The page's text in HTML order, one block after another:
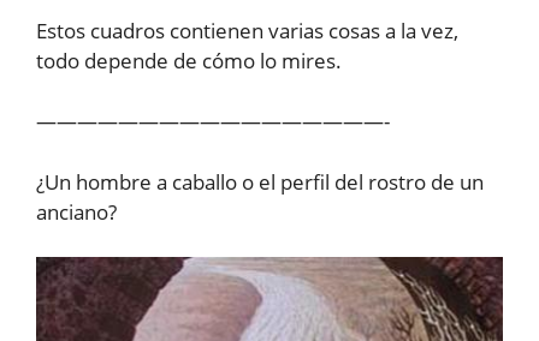
Estos cuadros contienen varias cosas a la vez,
todo depende de cómo lo mires.
—————————————————-
¿Un hombre a caballo o el perfil del rostro de un
anciano?